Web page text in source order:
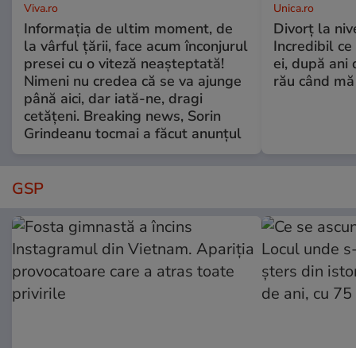
Viva.ro
Informația de ultim moment, de
la vârful țării, face acum înconjurul
presei cu o viteză neașteptată!
Nimeni nu credea că se va ajunge
până aici, dar iată-ne, dragi
cetățeni. Breaking news, Sorin
Grindeanu tocmai a făcut anunțul
Unica.ro
Divorț la
Incredibil
ei, după ani
rău când
GSP